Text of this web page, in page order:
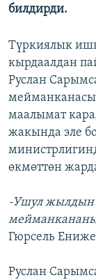
билдирди.
Түркиялык
кырдаалдан
Руслан
маалымат
жакында эле
өкмөттөн
-Ушул жылдын
Гюрсель
Руслан